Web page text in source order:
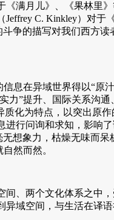
满月儿》、《果林里
C. Kinkley）对
争的描写对我们西方
在异域世界得以“原
”提升、国际关系沟
化为特点，以突出原
行问询和求知，影响
想象力，枯燥无味而
然而然。
两个文化体系之中
域空间，与生活在译